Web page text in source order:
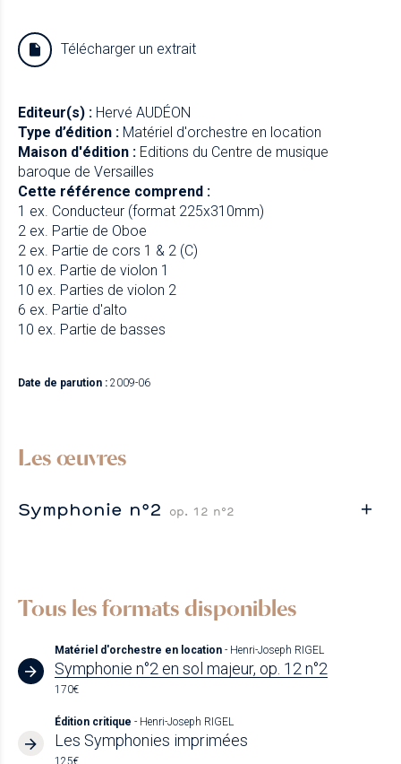
Télécharger un extrait
Editeur(s) : Hervé AUDÉON
Type d’édition : Matériel d'orchestre en location
Maison d'édition : Editions du Centre de musique
baroque de Versailles
Cette référence comprend :
1 ex. Conducteur (format 225x310mm)
2 ex. Partie de Oboe
2 ex. Partie de cors 1 & 2 (C)
10 ex. Partie de violon 1
10 ex. Parties de violon 2
6 ex. Partie d'alto
10 ex. Partie de basses
Date de parution : 2009-06
Les œuvres
Symphonie n°2 op. 12 n°2
Tous les formats disponibles
Matériel d'orchestre en location - Henri-Joseph RIGEL
Symphonie n°2 en sol majeur, op. 12 n°2
170€
Édition critique - Henri-Joseph RIGEL
Les Symphonies imprimées